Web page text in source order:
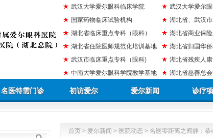
武汉大学爱尔眼科临床学院
国家药物临床试验机构
湖北省临床重点专科（眼科）
湖北省住院医师规范化培训基地
武汉市临床重点专科（眼科)
中南大学爱尔眼科学院教学基地
武汉大学爱尔
湖北省、武汉
湖北省商业保
湖北省归国华
湖北省残疾人
湖北省慈善总
名医特需门诊 初访爱尔 爱尔新闻 诊疗
首页 > 爱尔新闻 > 医院动态 > 名医零距离之阎静：